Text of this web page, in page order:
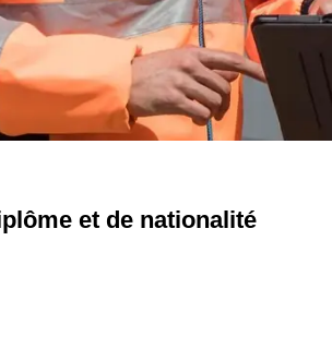
et de nationalité